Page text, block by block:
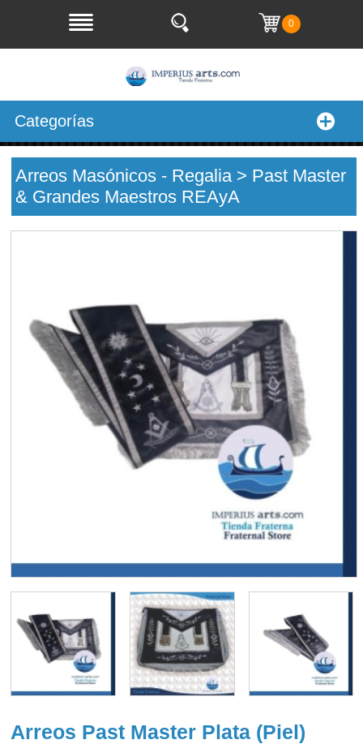
0
Categorías
Arreos Masónicos - Regalia > Past Master
& Grandes Maestros REAyA
Arreos Past Master Plata (Piel)